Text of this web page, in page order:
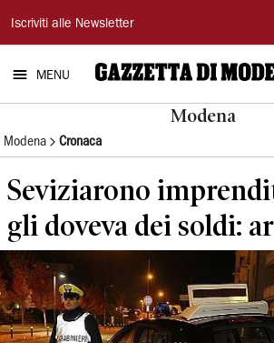
Gazzetta
di
Modena
Iscriviti alle Newsletter
MENU
Modena
Modena Cronaca
Seviziarono
gli doveva dei soldi: